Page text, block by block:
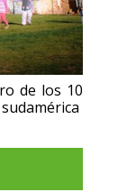
de los 10